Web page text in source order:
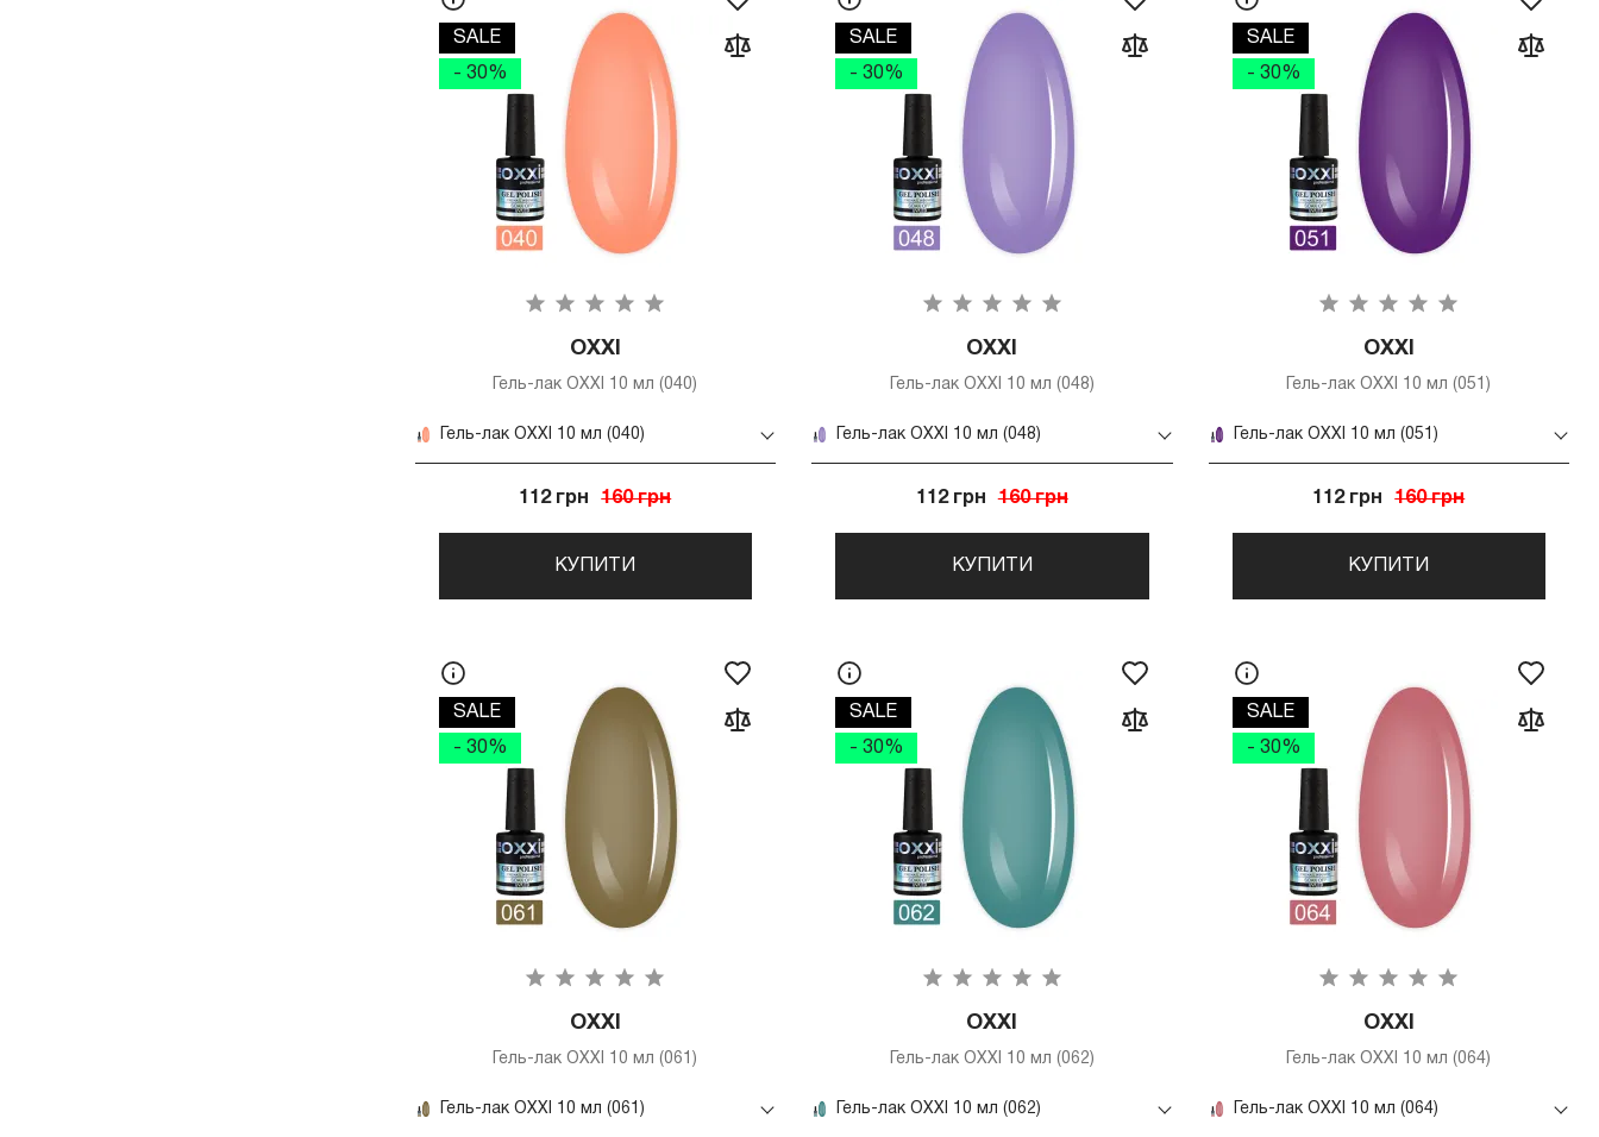
SALE
- 30%
OXXI
Гель-лак OXXI 10 мл (040)
Гель-лак OXXI 10 мл (040)
112 грн 160 грн
КУПИТИ
SALE
- 30%
OXXI
Гель-лак OXXI 10 мл (048)
Гель-лак OXXI 10 мл (048)
112 грн 160 грн
КУПИТИ
SALE
- 30%
OXXI
Гель-лак OXXI 10 мл (051)
Гель-лак OXXI 10 мл (051)
112 грн 160 грн
КУПИТИ
SALE
- 30%
OXXI
Гель-лак OXXI 10 мл (061)
Гель-лак OXXI 10 мл (061)
SALE
- 30%
OXXI
Гель-лак OXXI 10 мл (062)
Гель-лак OXXI 10 мл (062)
SALE
- 30%
OXXI
Гель-лак OXXI 10 мл (064)
Гель-лак OXXI 10 мл (064)